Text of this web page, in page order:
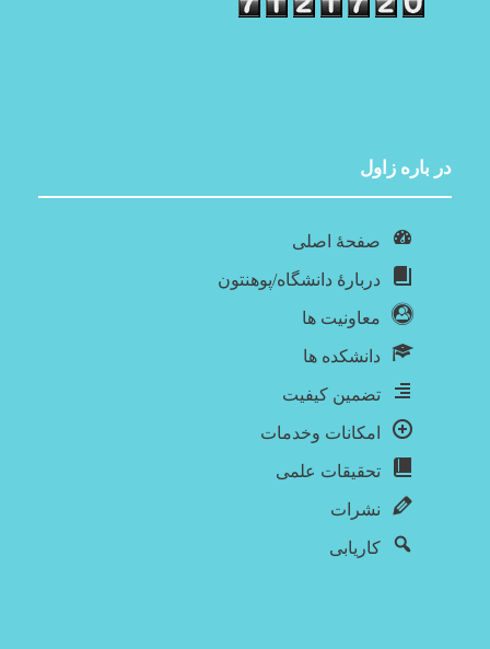
در باره‌ زاول
صفحۀ اصلی
دربارۀ‌ دانشگاه/پوهنتون
معاونیت ها
دانشکده ها
تضمین کیفیت
امکانات وخدمات
تحقیقات علمی
نشرات
کاریابی